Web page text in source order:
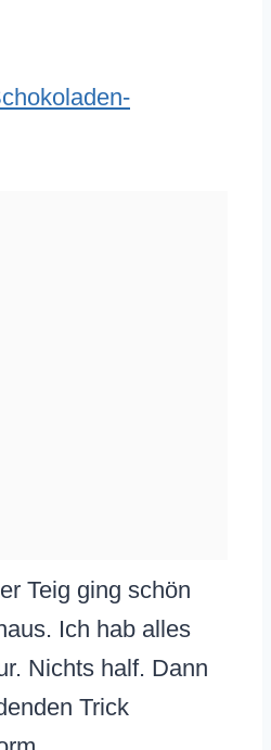
Teig ging schön
Ich hab alles
Nichts half. Dann
Trick